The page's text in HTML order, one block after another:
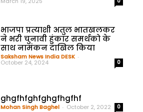
भाजपा प्रत्याशी अतुल भातखलकर
ने भरी चुनावी हुंकार समर्थको के
साथ नामंकन दाखिल किया
Saksham News India DESK -
October 24, 2024 0
ghgfhfghfghgfhgfhf
Mohan Singh Baghel - October 2, 2022 0